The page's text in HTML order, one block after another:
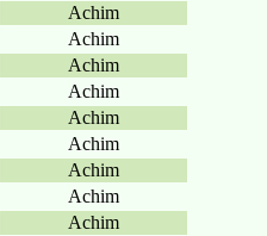
Achim
Achim
Achim
Achim
Achim
Achim
Achim
Achim
Achim